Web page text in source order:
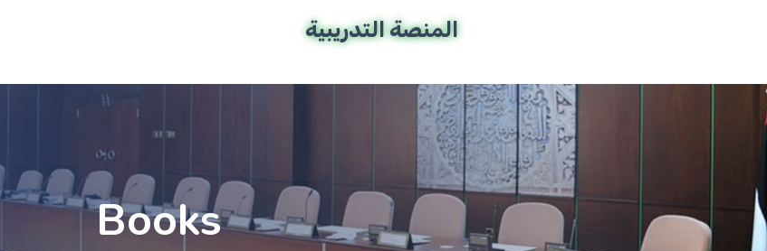
المنصة التدريبية
Books